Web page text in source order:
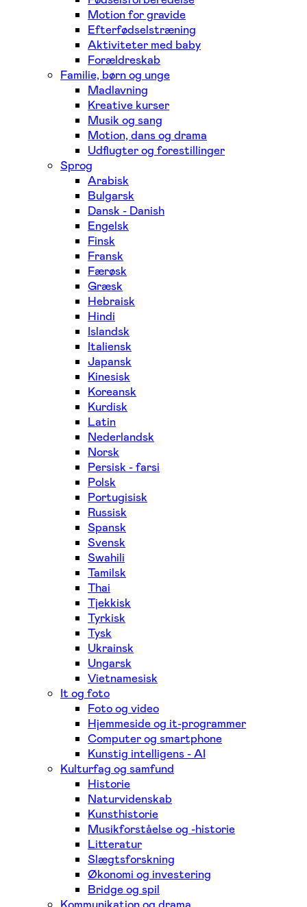
Motion for gravide
Efterfødselstræning
Aktiviteter med baby
Forældreskab
Familie, børn og unge
Madlavning
Kreative kurser
Musik og sang
Motion, dans og drama
Udflugter og forestillinger
Sprog
Arabisk
Bulgarsk
Dansk - Danish
Engelsk
Finsk
Fransk
Færøsk
Græsk
Hebraisk
Hindi
Islandsk
Italiensk
Japansk
Kinesisk
Koreansk
Kurdisk
Latin
Nederlandsk
Norsk
Persisk - farsi
Polsk
Portugisisk
Russisk
Spansk
Svensk
Swahili
Tamilsk
Thai
Tjekkisk
Tyrkisk
Tysk
Ukrainsk
Ungarsk
Vietnamesisk
It og foto
Foto og video
Hjemmeside og it-programmer
Computer og smartphone
Kunstig intelligens - AI
Kulturfag og samfund
Historie
Naturvidenskab
Kunsthistorie
Musikforståelse og -historie
Litteratur
Slægtsforskning
Økonomi og investering
Bridge og spil